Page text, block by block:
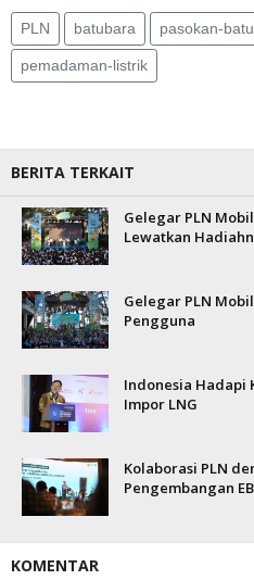
PLN batubara pasokan-
pemadaman-listrik
BERITA TERKAIT
Gelegar PLN
Lewatkan
Gelegar PLN
Pengguna
Indonesia Hadapi
Impor LNG
Kolaborasi PLN
Pengembangan
KOMENTAR